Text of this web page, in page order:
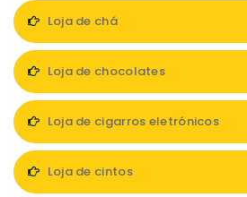
Loja de chá
Loja de chocolates
Loja de cigarros eletrónicos
Loja de cintos